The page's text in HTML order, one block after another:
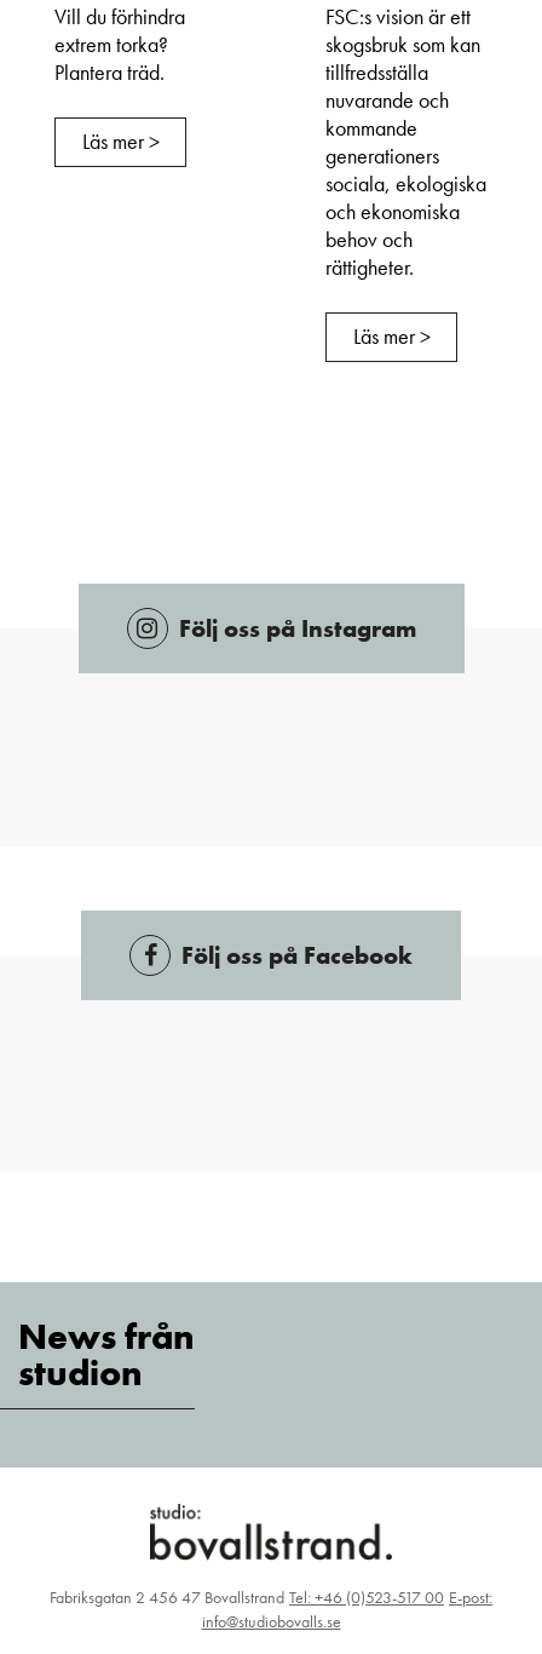
Vill du förhindra
extrem torka?
Plantera träd.
Läs mer >
FSC:s vision är ett
skogsbruk som kan
tillfredsställa
nuvarande och
kommande
generationers
sociala, ekologiska
och ekonomiska
behov och
rättigheter.
Läs mer >
Följ oss på Instagram
Följ oss på Facebook
News från
studion
Fabriksgatan 2 456 47 Bovallstrand Tel: +46 (0)523-517 00 E-post:
info@studiobovalls.se